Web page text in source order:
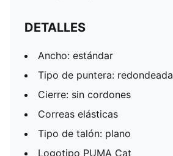
DETALLES
Ancho: estándar
Tipo de puntera: redondeada
Cierre: sin cordones
Correas elásticas
Tipo de talón: plano
Logotipo PUMA Cat